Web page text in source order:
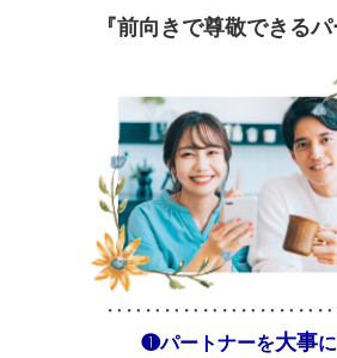
『前向きで尊敬できるパ
❶パートナーを大事